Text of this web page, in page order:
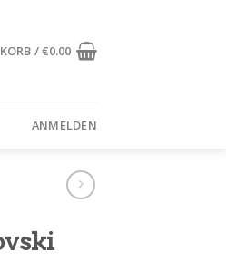
/€0.00
ANMELDEN